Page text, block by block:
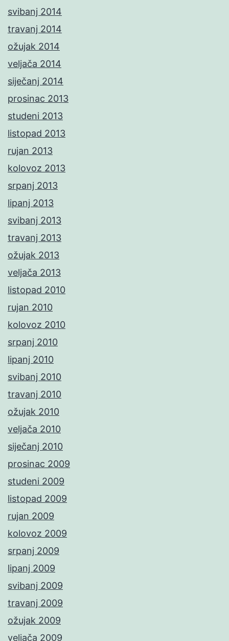
svibanj 2014
travanj 2014
ožujak 2014
veljača 2014
siječanj 2014
prosinac 2013
studeni 2013
listopad 2013
rujan 2013
kolovoz 2013
srpanj 2013
lipanj 2013
svibanj 2013
travanj 2013
ožujak 2013
veljača 2013
listopad 2010
rujan 2010
kolovoz 2010
srpanj 2010
lipanj 2010
svibanj 2010
travanj 2010
ožujak 2010
veljača 2010
siječanj 2010
prosinac 2009
studeni 2009
listopad 2009
rujan 2009
kolovoz 2009
srpanj 2009
lipanj 2009
svibanj 2009
travanj 2009
ožujak 2009
veljača 2009